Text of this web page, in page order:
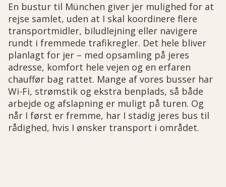
En bustur til München giver jer mulighed for at
rejse samlet, uden at I skal koordinere flere
transportmidler, biludlejning eller navigere
rundt i fremmede trafikregler. Det hele bliver
planlagt for jer – med opsamling på jeres
adresse, komfort hele vejen og en erfaren
chauffør bag rattet. Mange af vores busser har
Wi-Fi, strømstik og ekstra benplads, så både
arbejde og afslapning er muligt på turen. Og
når I først er fremme, har I stadig jeres bus til
rådighed, hvis I ønsker transport i området.